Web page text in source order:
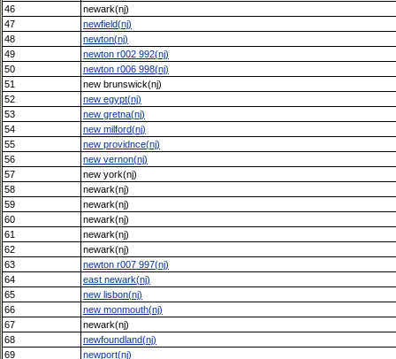
46
newark(nj)
47
newfield(nj)
48
newton(nj)
49
newton r002 992(nj)
50
newton r006 998(nj)
51
new brunswick(nj)
52
new egypt(nj)
53
new gretna(nj)
54
new milford(nj)
55
new providnce(nj)
56
new vernon(nj)
57
new york(nj)
58
newark(nj)
59
newark(nj)
60
newark(nj)
61
newark(nj)
62
newark(nj)
63
newton r007 997(nj)
64
east newark(nj)
65
new lisbon(nj)
66
new monmouth(nj)
67
newark(nj)
68
newfoundland(nj)
69
newport(nj)